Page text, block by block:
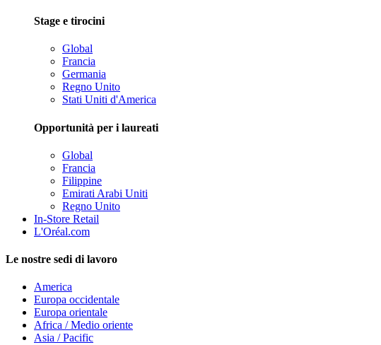
Stage e tirocini
Global
Francia
Germania
Regno Unito
Stati Uniti d'America
Opportunità per i laureati
Global
Francia
Filippine
Emirati Arabi Uniti
Regno Unito
In-Store Retail
L'Oréal.com
Le nostre sedi di lavoro
America
Europa occidentale
Europa orientale
Africa / Medio oriente
Asia / Pacific